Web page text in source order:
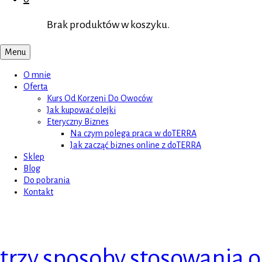
Brak produktów w koszyku.
Menu
O mnie
Oferta
Kurs Od Korzeni Do Owoców
Jak kupować olejki
Eteryczny Biznes
Na czym polega praca w doTERRA
Jak zacząć biznes online z doTERRA
Sklep
Blog
Do pobrania
Kontakt